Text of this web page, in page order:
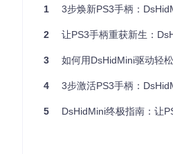
DsHidMini的核心创新在于其
标准游戏手柄模式：通过
DualShock 4模拟：为
应用层：配置工具的人性化设计
1 3步焕新PS3手柄：
2 让PS3手柄重获新生：
3 如何用DsHidMini驱动轻松焕
4 3步激活PS3手柄：
5 DsHidMini终极指南：让